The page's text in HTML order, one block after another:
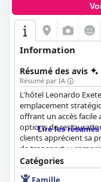
Information
Résumé des avis
Résumé par IA
L'hôtel Leonardo
emplacement
offrant un accès facile
options de
clients apprécient sa
de transport, y
un choix pratique
La propreté et la
Lire les
Catégories